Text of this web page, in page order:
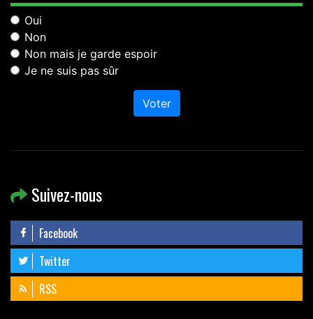
Oui
Non
Non mais je garde espoir
Je ne suis pas sûr
Voter
Suivez-nous
Facebook
Twitter
RSS